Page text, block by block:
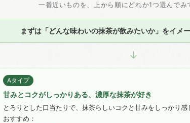
一番近いものを、上から順にどれか1つ選んでみ
まずは「どんな味わいの抹茶が飲みたいか」をイメ
↓
Aタイプ
甘みとコクがしっかりある、濃厚な抹茶が好き
とろりとした口当たりで、抹茶らしいコクと甘みをしっかり感
おすすめ：